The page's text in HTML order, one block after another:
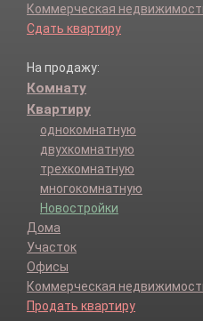
Коммерческая
Сдать квартиру
На продажу:
Комнату
Квартиру
однокомнатную
двухкомнатную
трехкомнатную
многокомнатную
Новостройки
Дома
Участок
Офисы
Коммерческая
Продать квартиру